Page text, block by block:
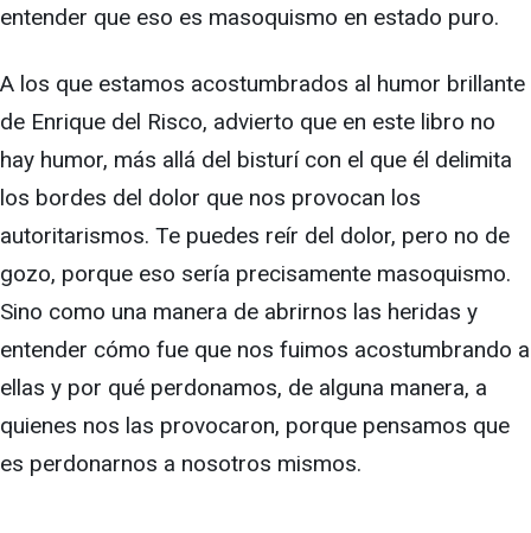
entender que eso es masoquismo en estado puro.
A los que estamos acostumbrados al humor brillante
de Enrique del Risco, advierto que en este libro no
hay humor, más allá del bisturí con el que él delimita
los bordes del dolor que nos provocan los
autoritarismos. Te puedes reír del dolor, pero no de
gozo, porque eso sería precisamente masoquismo.
Sino como una manera de abrirnos las heridas y
entender cómo fue que nos fuimos acostumbrando a
ellas y por qué perdonamos, de alguna manera, a
quienes nos las provocaron, porque pensamos que
es perdonarnos a nosotros mismos.